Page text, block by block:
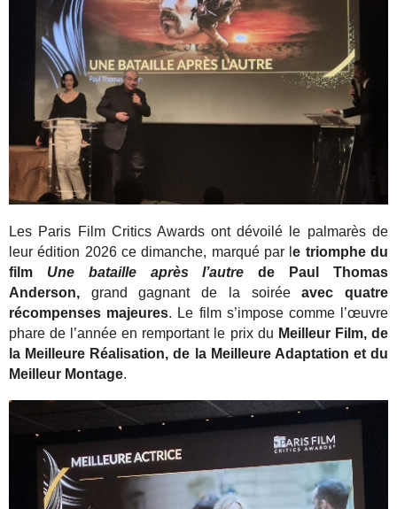
Les Paris Film Critics Awards ont dévoilé le palmarès de
leur édition 2026 ce dimanche, marqué par le triomphe du
film Une bataille après l’autre de Paul Thomas
Anderson, grand gagnant de la soiréeavec quatre
récompenses majeures. Le film s’impose comme l’œuvre
phare de l’année en remportant le prix du Meilleur Film, de
la Meilleure Réalisation, de la Meilleure Adaptation et du
Meilleur Montage.